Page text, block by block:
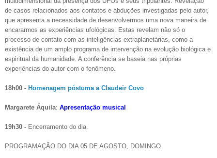
de casos relacionados aos contatos e abduções investigadas pelo autor,
que apresenta a necessidade de desenvolvermos uma nova maneira de
encararmos as experiências ufológicas. Estas revelam não só o
processo de contato com as inteligências extraplanetárias, como a
existência de um amplo programa de intervenção na evolução biológica e
espiritual da humanidade. A conferência se baseia nas próprias
experiências do autor com o fenômeno.
18h00 - Homenagem póstuma a Claudeir Covo
Margarete Áquila: Apresentação musical
19h30 - Encerramento do dia.
PROGRAMAÇÃO DO DIA 05 DE AGOSTO, DOMINGO